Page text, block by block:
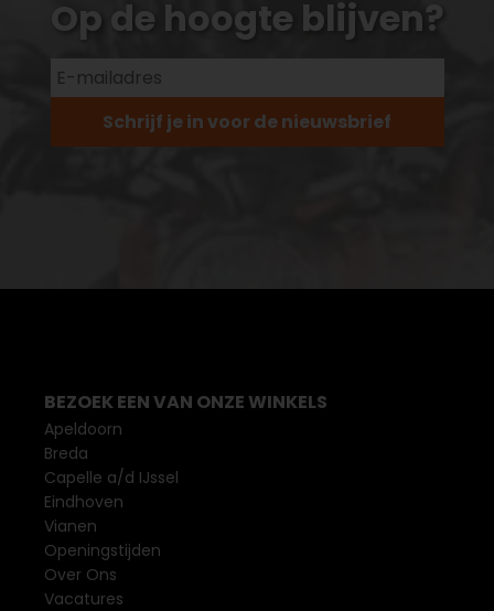
Op de hoogte blijven?
Schrijf je in voor de nieuwsbrief
BEZOEK EEN VAN ONZE WINKELS
Apeldoorn
Breda
Capelle a/d IJssel
Eindhoven
Vianen
Openingstijden
Over Ons
Vacatures